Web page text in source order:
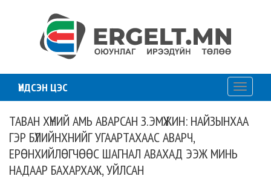
ҮНДСЭН ЦЭС
Toggle
ТАВАН ХҮНИЙ АМЬ АВАРСАН З.ЭМҮЖИН: НАЙЗЫНХАА
ГЭР БҮЛИЙНХНИЙГ УГААРТАХААС АВАРЧ,
ЕРӨНХИЙЛӨГЧӨӨС ШАГНАЛ АВАХАД ЭЭЖ МИНЬ
НАДААР БАХАРХАЖ, УЙЛСАН